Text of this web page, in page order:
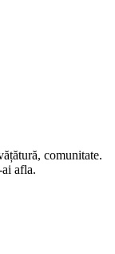
mântuirii. Omul
ușori vorbește
suficient ca
astfel, nu
să o
comunitate.
afla.